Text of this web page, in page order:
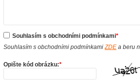
Souhlasím s obchodními podmínkami*
Souhlasím s obchodními podmínkami ZDE a beru
Opište kód obrázku:*